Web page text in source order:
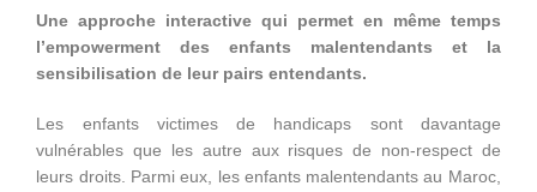
Une approche interactive qui permet en même temps
l’empowerment des enfants malentendants et la
sensibilisation de leur pairs entendants.
Les enfants victimes de handicaps sont davantage
vulnérables que les autre aux risques de non-respect de
leurs droits. Parmi eux, les enfants malentendants au Maroc,